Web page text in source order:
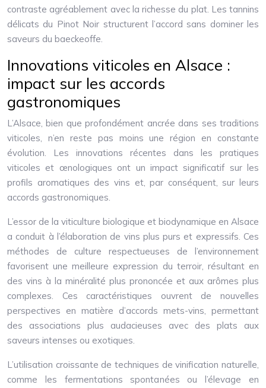
contraste agréablement avec la richesse du plat. Les tannins
délicats du Pinot Noir structurent l’accord sans dominer les
saveurs du baeckeoffe.
Innovations viticoles en Alsace :
impact sur les accords
gastronomiques
L’Alsace, bien que profondément ancrée dans ses traditions
viticoles, n’en reste pas moins une région en constante
évolution. Les innovations récentes dans les pratiques
viticoles et œnologiques ont un impact significatif sur les
profils aromatiques des vins et, par conséquent, sur leurs
accords gastronomiques.
L’essor de la viticulture biologique et biodynamique en Alsace
a conduit à l’élaboration de vins plus purs et expressifs. Ces
méthodes de culture respectueuses de l’environnement
favorisent une meilleure expression du terroir, résultant en
des vins à la minéralité plus prononcée et aux arômes plus
complexes. Ces caractéristiques ouvrent de nouvelles
perspectives en matière d’accords mets-vins, permettant
des associations plus audacieuses avec des plats aux
saveurs intenses ou exotiques.
L’utilisation croissante de techniques de vinification naturelle,
comme les fermentations spontanées ou l’élevage en